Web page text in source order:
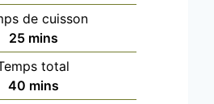
i
n
u
t
e
de cuisson
25m
i
n
u
mins
total
40mmins